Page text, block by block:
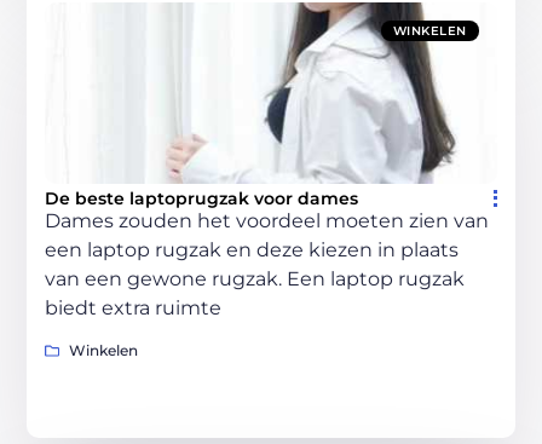
WINKELEN
De beste laptoprugzak voor dames
Dames zouden het voordeel moeten zien van
een laptop rugzak en deze kiezen in plaats
van een gewone rugzak. Een laptop rugzak
biedt extra ruimte
Winkelen